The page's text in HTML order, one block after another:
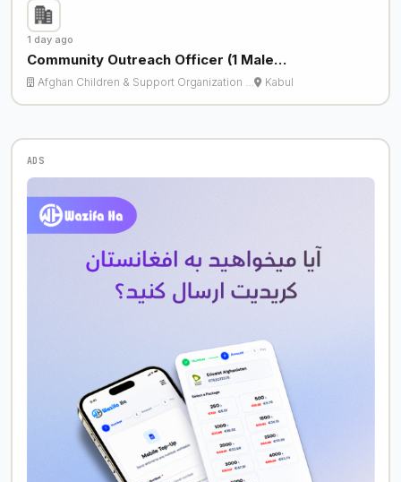
1 day ago
Community Outreach Officer (1 Male…
Afghan Children & Support Organization … Kabul
ADS